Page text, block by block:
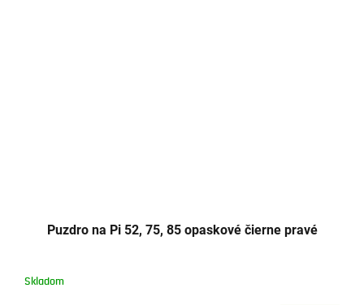
Puzdro na Pi 52, 75, 85 opaskové čierne pravé
Skladom